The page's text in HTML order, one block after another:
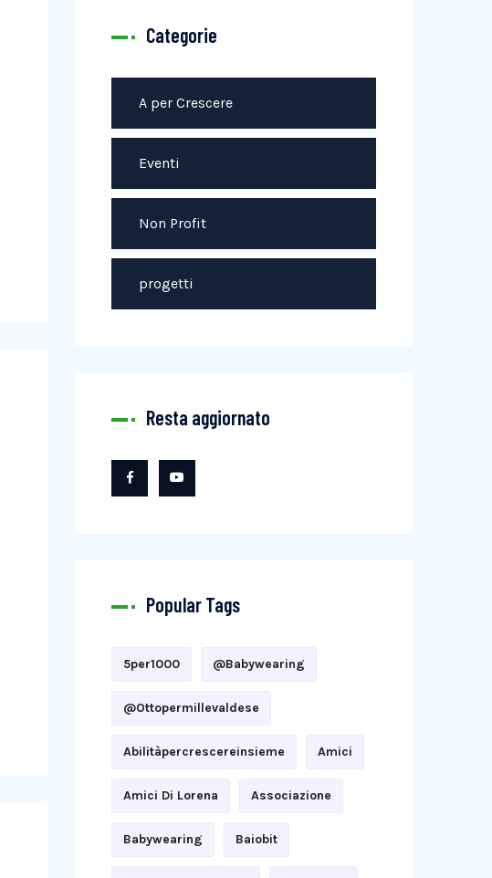
Categorie
A per Crescere
Eventi
Non Profit
progetti
Resta aggiornato
Popular Tags
5per1000 @babywearing
@ottopermillevaldese
Abilitàpercrescereinsieme Amici
Amici Di Lorena Associazione
Babywearing Baiobit